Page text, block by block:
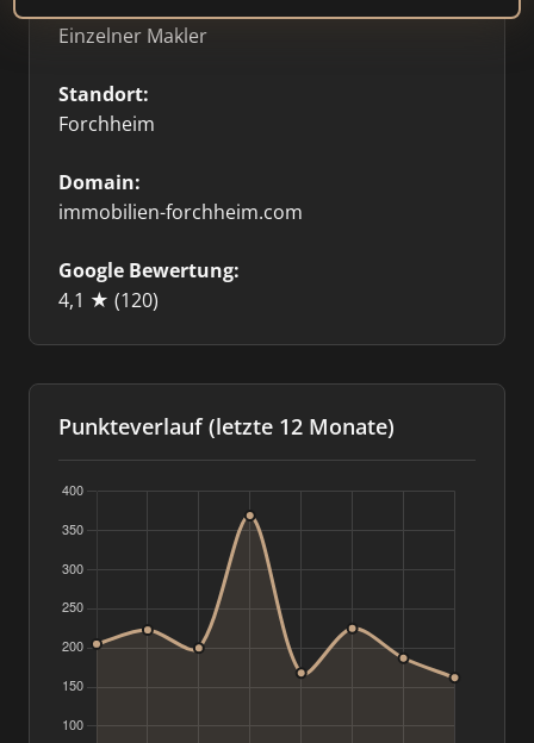
Einzelner Makler
Standort:
Forchheim
Domain:
immobilien-forchheim.com
Google Bewertung:
4,1 ★ (120)
Punkteverlauf (letzte 12 Monate)